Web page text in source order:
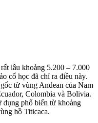
lâu khoảng 5.200 – 7.000
cổ học đã chỉ ra điều này.
từ vùng Andean của Nam
Colombia và Bolivia.
dụng phổ biến từ khoảng
hồ Titicaca.